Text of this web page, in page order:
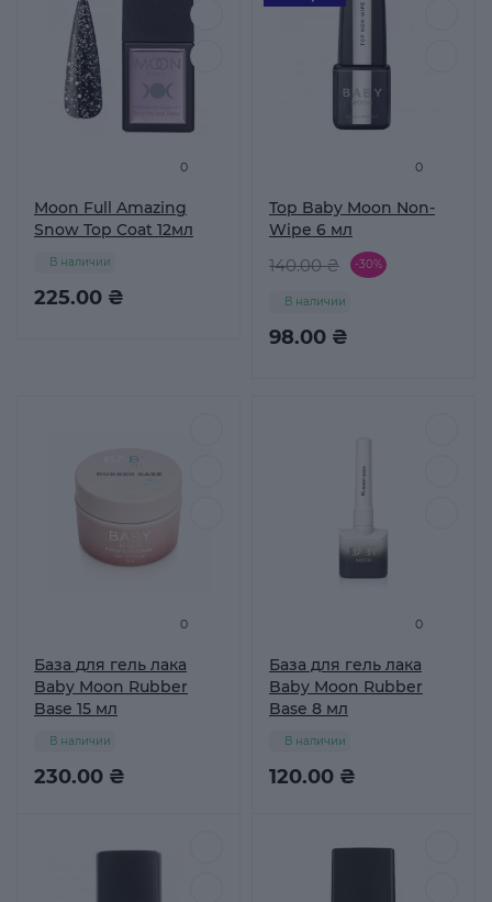
0
Moon Full Amazing
Snow Top Coat 12мл
225.00 ₴
В наличии
0
Top Baby Moon Non-
Wipe 6 мл
140.00 ₴ -30%
98.00 ₴
В наличии
0
База для гель лака
Baby Moon Rubber
Base 15 мл
230.00 ₴
В наличии
0
База для гель лака
Baby Moon Rubber
Base 8 мл
120.00 ₴
В наличии